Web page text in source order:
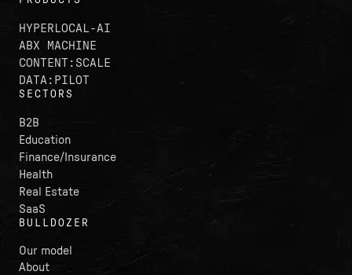
HYPERLOCAL-AI
ABX MACHINE
CONTENT:SCALE
DATA:PILOT
SECTORS
B2B
Education
Finance/Insurance
Health
Real Estate
SaaS
BULLDOZER
Our model
About